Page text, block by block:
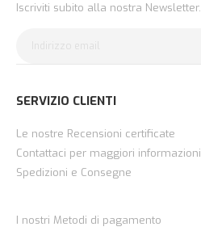
Iscriviti subito alla nostra Newsletter.
SERVIZIO CLIENTI
Le nostre Recensioni certificate
Contattaci per maggiori informazioni
Spedizioni e Consegne
I nostri Metodi di pagamento